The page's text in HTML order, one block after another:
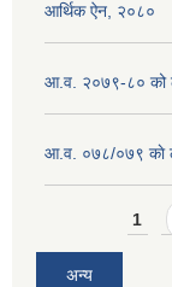
आर्थिक ऐन, २०८०
आ.व. २०७९-८० को
आ.व. ०७८/०७९ काे
Pages1
अन्य